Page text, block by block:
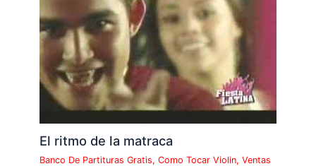
El ritmo de la matraca
Banco De Partituras Gratis,Como Tocar Violin,Ventas